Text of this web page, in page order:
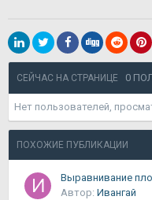
СЕЙЧАС НА СТРАНИЦЕ 0
Нет пользователей,
ПОХОЖИЕ ПУБЛИКАЦИИ
Выравнивание
Автор: Ивангай